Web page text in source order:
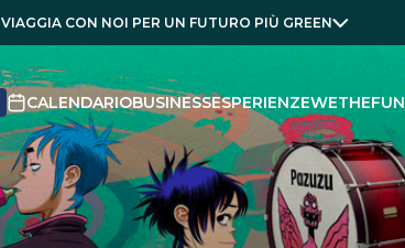
VIAGGIA CON NOI PER UN FUTURO PIÙ GREEN
CALENDARIOBUSINESSESPERIENZEWETHEFUN